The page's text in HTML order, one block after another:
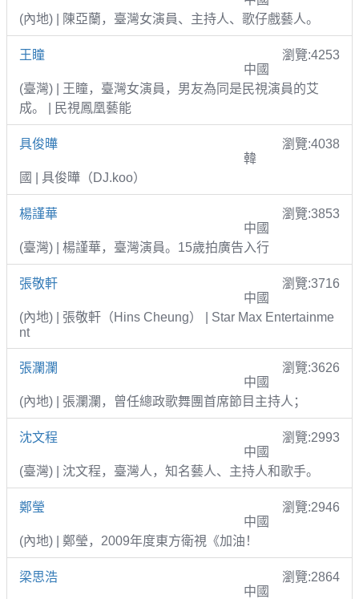
(內地) | 陳亞蘭，臺灣女演員、主持人、歌仔戲藝人。
王瞳
瀏覽:4253
中國
(臺灣) | 王瞳，臺灣女演員，男友為同是民視演員的艾
成。 | 民視鳳凰藝能
具俊曄
瀏覽:4038
韓
國 | 具俊曄（DJ.koo）
楊謹華
瀏覽:3853
中國
(臺灣) | 楊謹華，臺灣演員。15歲拍廣告入行
張敬軒
瀏覽:3716
中國
(內地) | 張敬軒（Hins Cheung） | Star Max Entertainme
nt
張瀾瀾
瀏覽:3626
中國
(內地) | 張瀾瀾，曾任總政歌舞團首席節目主持人；
沈文程
瀏覽:2993
中國
(臺灣) | 沈文程，臺灣人，知名藝人、主持人和歌手。
鄭瑩
瀏覽:2946
中國
(內地) | 鄭瑩，2009年度東方衛視《加油！
梁思浩
瀏覽:2864
中國